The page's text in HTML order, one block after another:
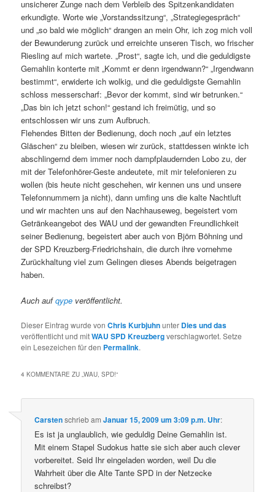
unsicherer Zunge nach dem Verbleib des Spitzenkandidaten
erkundigte. Worte wie „Vorstandssitzung“, „Strategiegespräch“
und „so bald wie möglich“ drangen an mein Ohr, ich zog mich voll
der Bewunderung zurück und erreichte unseren Tisch, wo frischer
Riesling auf mich wartete. „Prost“, sagte ich, und die geduldigste
Gemahlin konterte mit „Kommt er denn irgendwann?“ „Irgendwann
bestimmt“, erwiderte ich wolkig, und die geduldigste Gemahlin
schloss messerscharf: „Bevor der kommt, sind wir betrunken.“
„Das bin ich jetzt schon!“ gestand ich freimütig, und so
entschlossen wir uns zum Aufbruch.
Flehendes Bitten der Bedienung, doch noch „auf ein letztes
Gläschen“ zu bleiben, wiesen wir zurück, stattdessen winkte ich
abschlingernd dem immer noch dampfplaudernden Lobo zu, der
mit der Telefonhörer-Geste andeutete, mit mir telefonieren zu
wollen (bis heute nicht geschehen, wir kennen uns und unsere
Telefonnummern ja nicht), dann umfing uns die kalte Nachtluft
und wir machten uns auf den Nachhauseweg, begeistert vom
Getränkeangebot desWAU und der gewandten Freundlichkeit
seiner Bedienung, begeistert aber auch von Björn Böhning und
derSPD Kreuzberg-Friedrichshain, die durch ihre vornehme
Zurückhaltung viel zum Gelingen dieses Abends beigetragen
haben.
Auch aufqype veröffentlicht.
Dieser Eintrag wurde vonChris Kurbjuhnunter Dies und das
veröffentlicht und mitWAU SPD Kreuzbergverschlagwortet. Setze
ein Lesezeichen für den Permalink.
4 KOMMENTARE ZU „WAU, SPD!“
CarstenschriebamJanuar 15, 2009 um 3:09 p.m. Uhr:
Es ist ja unglaublich, wie geduldig Deine Gemahlin ist.
Mit einem Stapel Sudokus hatte sie sich aber auch clever
vorbereitet. Seid Ihr eingeladen worden, weil Du die
Wahrheit über die Alte Tante SPD in der Netzecke
schreibst?